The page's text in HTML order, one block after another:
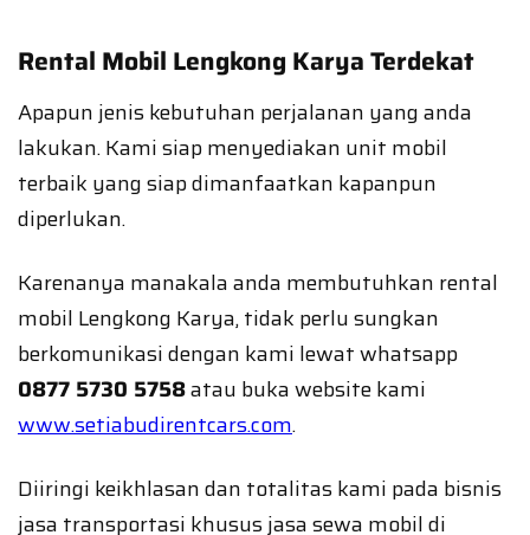
Rental Mobil Lengkong Karya Terdekat
Apapun jenis kebutuhan perjalanan yang anda
lakukan. Kami siap menyediakan unit mobil
terbaik yang siap dimanfaatkan kapanpun
diperlukan.
Karenanya manakala anda membutuhkan rental
mobil Lengkong Karya, tidak perlu sungkan
berkomunikasi dengan kami lewat whatsapp
0877 5730 5758atau buka website kami
www.setiabudirentcars.com.
Diiringi keikhlasan dan totalitas kami pada bisnis
jasa transportasi khusus jasa sewa mobil di